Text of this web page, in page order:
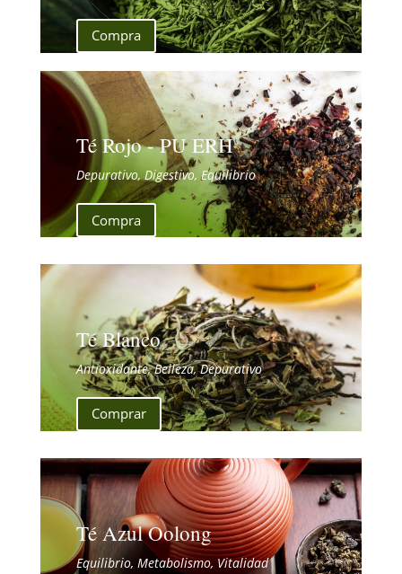
Compra
Té Rojo - PU ERH
Depurativo, Digestivo, Equilibrio
Compra
Té Blanco
Antioxidante, Belleza, Depurativo
Comprar
Té Azul Oolong
Equilibrio, Metabolismo, Vitalidad